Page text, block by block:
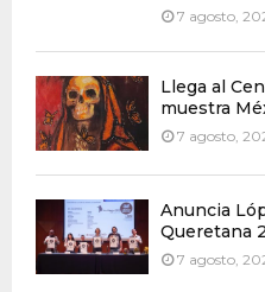
7 agosto,
Llega al
muestra
7 agosto,
Anuncia
Queretana
7 agosto,